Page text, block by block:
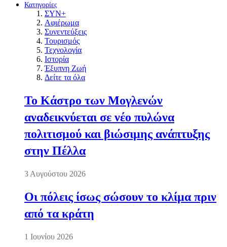
Κατηγορίες
ΣΥΝ+
Αφιέρωμα
Συνεντεύξεις
Τουρισμός
Τεχνολογία
Ιστορία
Έξυπνη Ζωή
Δείτε τα όλα
Το Κάστρο των Μογλενών
αναδεικνύεται σε νέο πυλώνα
πολιτισμού και βιώσιμης ανάπτυξης
στην Πέλλα
3 Αυγούστου 2026
Οι πόλεις ίσως σώσουν το κλίμα πριν
από τα κράτη
1 Ιουνίου 2026